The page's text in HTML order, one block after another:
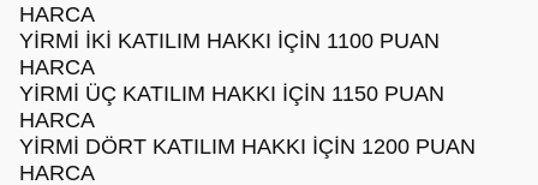
HARCA
YİRMİ İKİ KATILIM HAKKI İÇİN 1100 PUAN
HARCA
YİRMİ ÜÇ KATILIM HAKKI İÇİN 1150 PUAN
HARCA
YİRMİ DÖRT KATILIM HAKKI İÇİN 1200 PUAN
HARCA